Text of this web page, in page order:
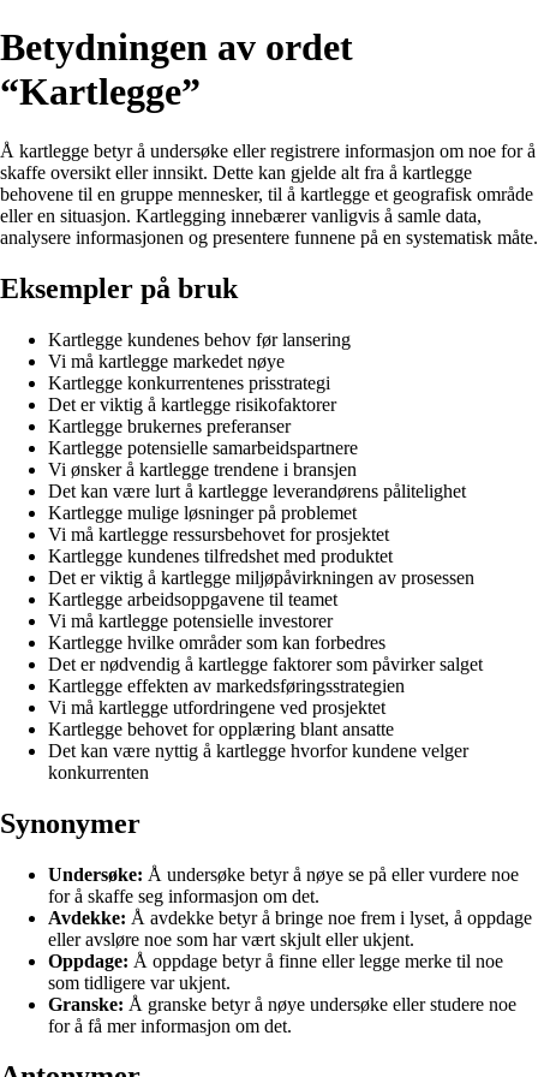
Betydningen av ordet
“Kartlegge”
Å kartlegge betyr å undersøke eller registrere informasjon om noe for å
skaffe oversikt eller innsikt. Dette kan gjelde alt fra å kartlegge
behovene til en gruppe mennesker, til å kartlegge et geografisk område
eller en situasjon. Kartlegging innebærer vanligvis å samle data,
analysere informasjonen og presentere funnene på en systematisk måte.
Eksempler på bruk
Kartlegge kundenes behov før lansering
Vi må kartlegge markedet nøye
Kartlegge konkurrentenes prisstrategi
Det er viktig å kartlegge risikofaktorer
Kartlegge brukernes preferanser
Kartlegge potensielle samarbeidspartnere
Vi ønsker å kartlegge trendene i bransjen
Det kan være lurt å kartlegge leverandørens pålitelighet
Kartlegge mulige løsninger på problemet
Vi må kartlegge ressursbehovet for prosjektet
Kartlegge kundenes tilfredshet med produktet
Det er viktig å kartlegge miljøpåvirkningen av prosessen
Kartlegge arbeidsoppgavene til teamet
Vi må kartlegge potensielle investorer
Kartlegge hvilke områder som kan forbedres
Det er nødvendig å kartlegge faktorer som påvirker salget
Kartlegge effekten av markedsføringsstrategien
Vi må kartlegge utfordringene ved prosjektet
Kartlegge behovet for opplæring blant ansatte
Det kan være nyttig å kartlegge hvorfor kundene velger
konkurrenten
Synonymer
Undersøke: Å undersøke betyr å nøye se på eller vurdere noe
for å skaffe seg informasjon om det.
Avdekke: Å avdekke betyr å bringe noe frem i lyset, å oppdage
eller avsløre noe som har vært skjult eller ukjent.
Oppdage: Å oppdage betyr å finne eller legge merke til noe
som tidligere var ukjent.
Granske: Å granske betyr å nøye undersøke eller studere noe
for å få mer informasjon om det.